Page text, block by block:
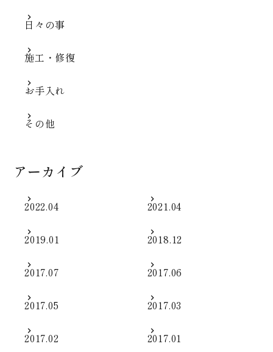
日々の事
施工・修復
お手入れ
その他
アーカイブ
2022.04 2021.04
2019.01 2018.12
2017.07 2017.06
2017.05 2017.03
2017.02 2017.01